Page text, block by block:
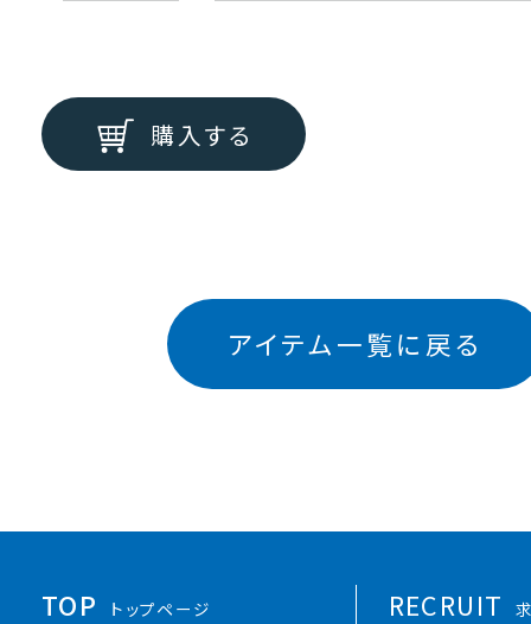
購入する
アイテム一覧に戻る
TOP トップページ RECRUIT